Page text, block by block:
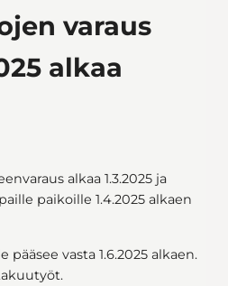
varaus
alkaa
alkaa 1.3.2025 ja
paikoille 1.4.2025 alkaen
vasta 1.6.2025 alkaen.